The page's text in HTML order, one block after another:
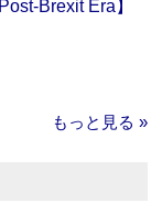
Brexit Era】
もっと見る »